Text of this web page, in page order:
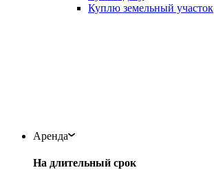
Куплю земельный участок
Аренда
На длительный срок